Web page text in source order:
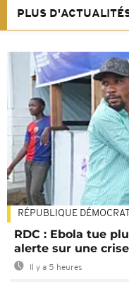
PLUS
RÉPUBLIQUE
RDC : Ebola tue
alerte sur une
Il y a 5 heures